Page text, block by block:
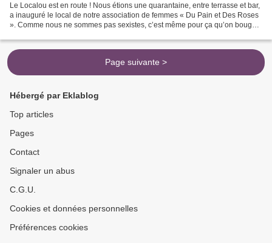
Le Localou est en route ! Nous étions une quarantaine, entre terrasse et bar,
a inauguré le local de notre association de femmes « Du Pain et Des Roses
». Comme nous ne sommes pas sexistes, c’est même pour ça qu’on bouge,
Page suivante >
Hébergé par Eklablog
Top articles
Pages
Contact
Signaler un abus
C.G.U.
Cookies et données personnelles
Préférences cookies